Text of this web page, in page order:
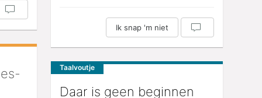
Ik snap 'm niet
Taalvoutje
Daar is geen beginnen